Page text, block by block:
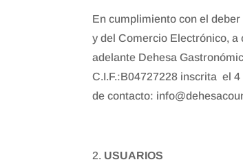
En cumplimiento con el
y del Comercio Electrónico,
adelante Dehesa
C.I.F.:B04727228 inscrita el
de contacto:
USUARIOS